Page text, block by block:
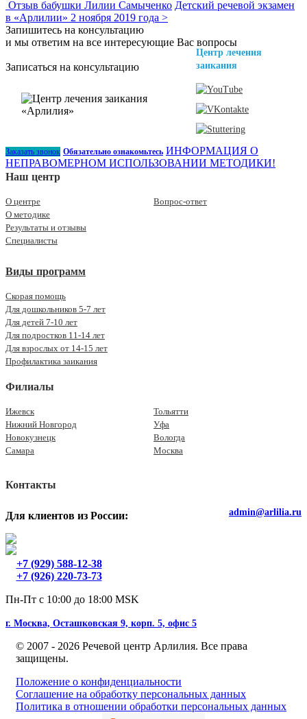
Отзыв бабушки Лилии Самыченко Детский речевой экзамен
в «Арлилии» 2 ноября 2019 года >
Запишитесь на консультацию
и мы ответим на все интересующие Вас вопросы
Записаться на консультацию
Центр лечения
заикания
Заказать звонок Обязательно ознакомьтесь ИНФОРМАЦИЯ О
НЕПРАВОМЕРНОМ ИСПОЛЬЗОВАНИИ МЕТОДИКИ!
Наш центр
О центре
О методике
Результаты и отзывы
Специалисты
Вопрос-ответ
Виды программ
Скорая помощь
Для дошкольников 5-7 лет
Для детей 7-10 лет
Для подростков 11-14 лет
Для взрослых от 14-15 лет
Профилактика заикания
Филиалы
Ижевск
Нижний Новгород
Новокузнецк
Самара
Тольятти
Уфа
Вологда
Москва
Контакты
Для клиентов из России:
+7 (929) 588-12-38
+7 (926) 220-73-73
Пн-Пт с 10:00 до 18:00 MSK
admin@arlilia.ru
г. Москва, Осташковская 9, корп. 5, офис 5
© 2007 - 2026 Речевой центр Арлилия. Все права
защищены.
Положение о конфиденциальности
Соглашение на обработку персональных данных
Политика в отношении обработки персональных данных